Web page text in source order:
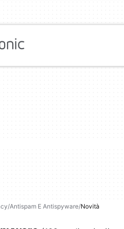
Antispam E Antispyware Novità